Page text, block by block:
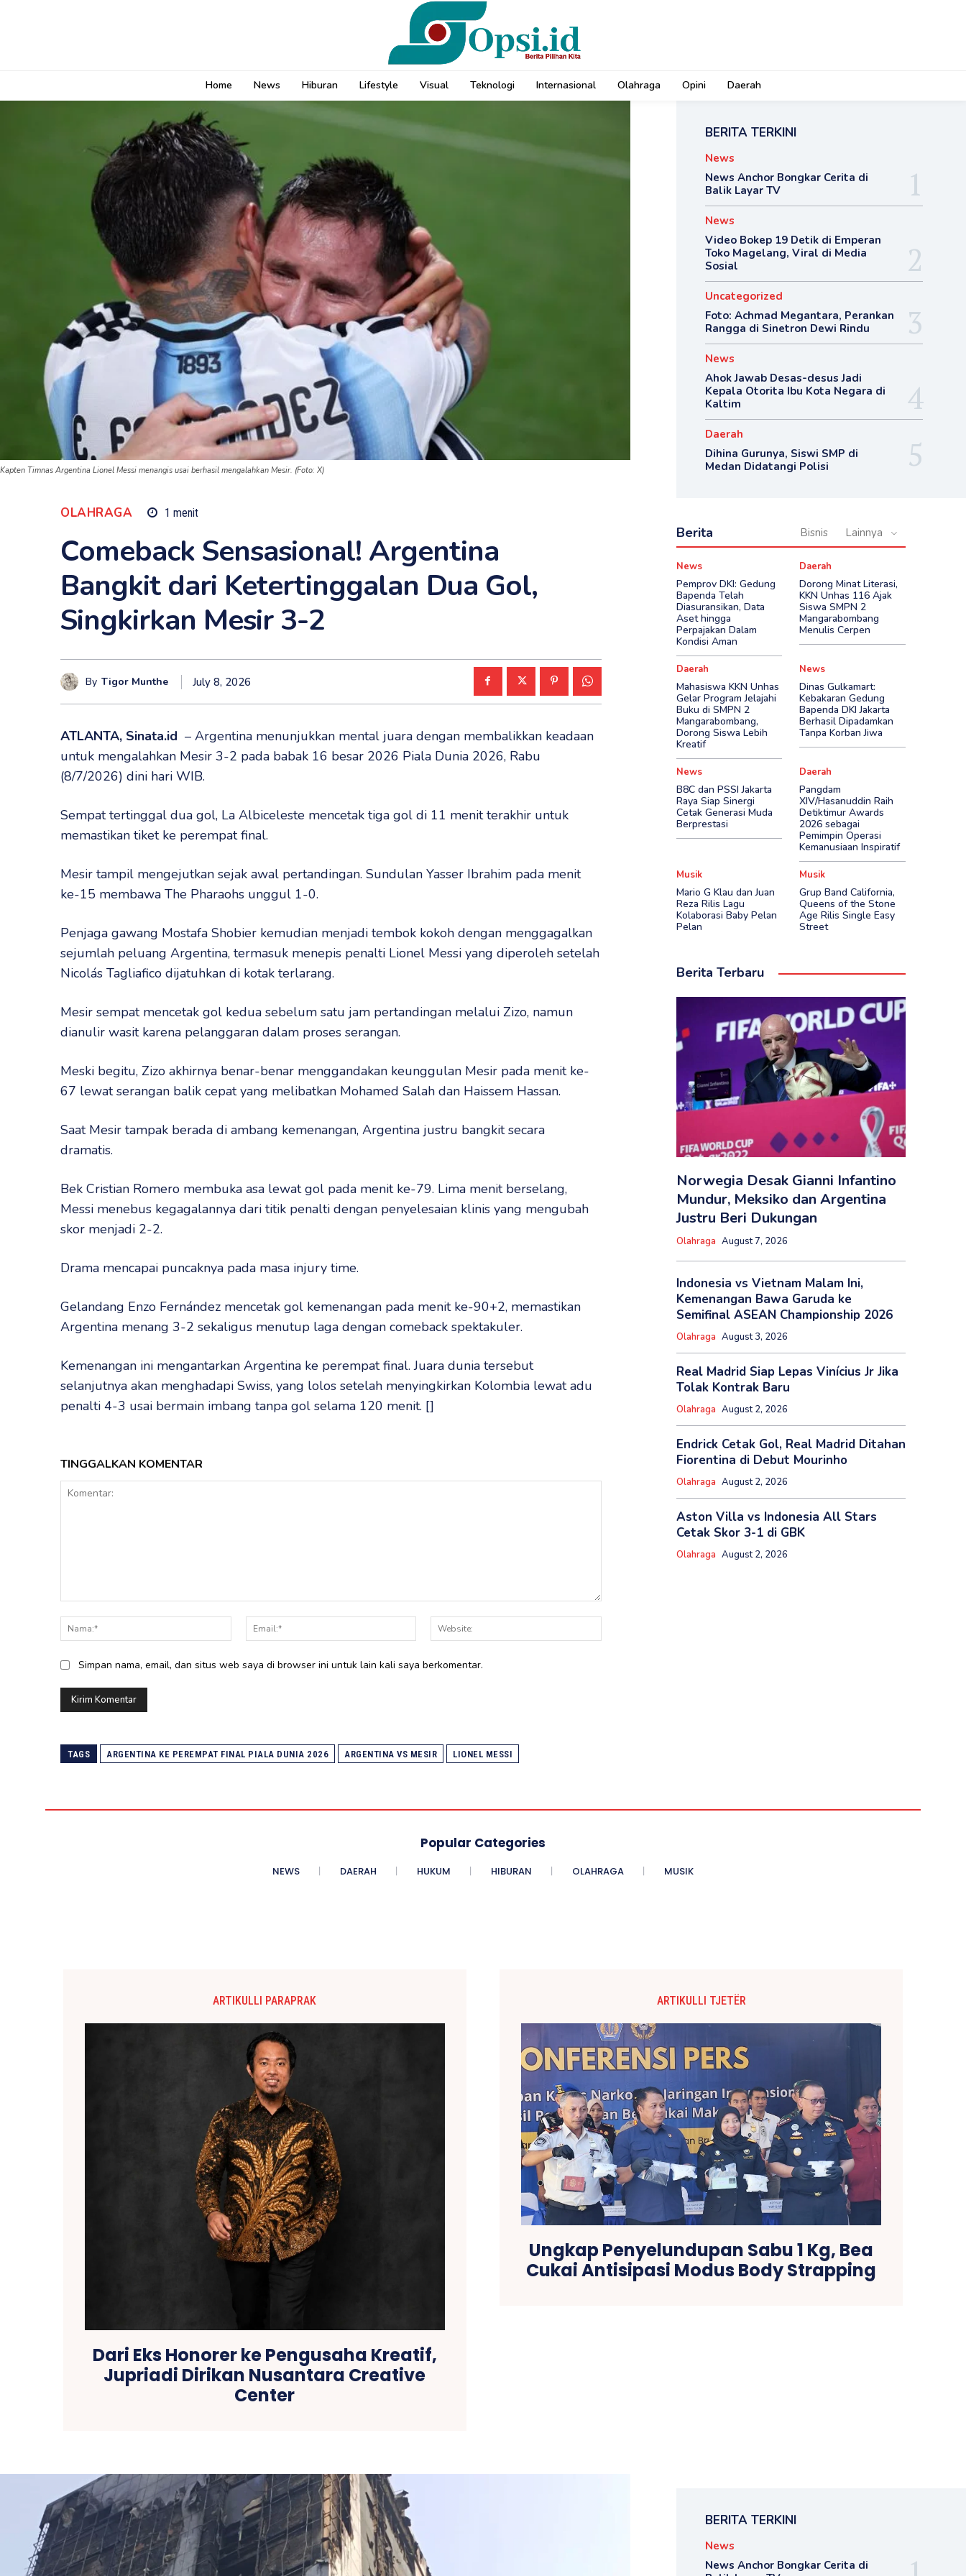
Home News Hiburan Lifestyle Visual Teknologi Internasional Olahraga Opini Daerah
Kapten Timnas Argentina Lionel Messi menangis usai berhasil mengalahkan Mesir. (Foto: X)
OLAHRAGA 1 menit
Comeback Sensasional! Argentina
Bangkit dari Ketertinggalan Dua Gol,
Singkirkan Mesir 3-2
By Tigor Munthe July 8, 2026
ATLANTA, Sinata.id – Argentina menunjukkan mental juara dengan membalikkan keadaan
untuk mengalahkan Mesir 3-2 pada babak 16 besar 2026 Piala Dunia 2026, Rabu
(8/7/2026) dini hari WIB.
Sempat tertinggal dua gol, La Albiceleste mencetak tiga gol di 11 menit terakhir untuk
memastikan tiket ke perempat final.
Mesir tampil mengejutkan sejak awal pertandingan. Sundulan Yasser Ibrahim pada menit
ke-15 membawa The Pharaohs unggul 1-0.
Penjaga gawang Mostafa Shobier kemudian menjadi tembok kokoh dengan menggagalkan
sejumlah peluang Argentina, termasuk menepis penalti Lionel Messi yang diperoleh setelah
Nicolás Tagliafico dijatuhkan di kotak terlarang.
Mesir sempat mencetak gol kedua sebelum satu jam pertandingan melalui Zizo, namun
dianulir wasit karena pelanggaran dalam proses serangan.
Meski begitu, Zizo akhirnya benar-benar menggandakan keunggulan Mesir pada menit ke-
67 lewat serangan balik cepat yang melibatkan Mohamed Salah dan Haissem Hassan.
Saat Mesir tampak berada di ambang kemenangan, Argentina justru bangkit secara
dramatis.
Bek Cristian Romero membuka asa lewat gol pada menit ke-79. Lima menit berselang,
Messi menebus kegagalannya dari titik penalti dengan penyelesaian klinis yang mengubah
skor menjadi 2-2.
Drama mencapai puncaknya pada masa injury time.
Gelandang Enzo Fernández mencetak gol kemenangan pada menit ke-90+2, memastikan
Argentina menang 3-2 sekaligus menutup laga dengan comeback spektakuler.
Kemenangan ini mengantarkan Argentina ke perempat final. Juara dunia tersebut
selanjutnya akan menghadapi Swiss, yang lolos setelah menyingkirkan Kolombia lewat adu
penalti 4-3 usai bermain imbang tanpa gol selama 120 menit. []
TINGGALKAN KOMENTAR
Nama:*
Email:*
Simpan nama, email, dan situs web saya di browser ini untuk lain kali saya berkomentar.
TAGS ARGENTINA KE PEREMPAT FINAL PIALA DUNIA 2026 ARGENTINA VS MESIR LIONEL MESSI
BERITA TERKINI
News
News Anchor Bongkar Cerita di
Balik Layar TV
News
Video Bokep 19 Detik di Emperan
Toko Magelang, Viral di Media
Sosial
Uncategorized
Foto: Achmad Megantara, Perankan
Rangga di Sinetron Dewi Rindu
News
Ahok Jawab Desas-desus Jadi
Kepala Otorita Ibu Kota Negara di
Kaltim
Daerah
Dihina Gurunya, Siswi SMP di
Medan Didatangi Polisi
Berita Bisnis Lainnya
News
Pemprov DKI: Gedung
Bapenda Telah
Diasuransikan, Data
Aset hingga
Perpajakan Dalam
Kondisi Aman
Daerah
Dorong Minat Literasi,
KKN Unhas 116 Ajak
Siswa SMPN 2
Mangarabombang
Menulis Cerpen
Daerah
Mahasiswa KKN Unhas
Gelar Program Jelajahi
Buku di SMPN 2
Mangarabombang,
Dorong Siswa Lebih
Kreatif
News
Dinas Gulkamart:
Kebakaran Gedung
Bapenda DKI Jakarta
Berhasil Dipadamkan
Tanpa Korban Jiwa
News
B8C dan PSSI Jakarta
Raya Siap Sinergi
Cetak Generasi Muda
Berprestasi
Daerah
Pangdam
XIV/Hasanuddin Raih
Detiktimur Awards
2026 sebagai
Pemimpin Operasi
Kemanusiaan Inspiratif
Musik
Mario G Klau dan Juan
Reza Rilis Lagu
Kolaborasi Baby Pelan
Pelan
Musik
Grup Band California,
Queens of the Stone
Age Rilis Single Easy
Street
Berita Terbaru
Norwegia Desak Gianni Infantino
Mundur, Meksiko dan Argentina
Justru Beri Dukungan
Olahraga August 7, 2026
Indonesia vs Vietnam Malam Ini,
Kemenangan Bawa Garuda ke
Semifinal ASEAN Championship 2026
Olahraga August 3, 2026
Real Madrid Siap Lepas Vinícius Jr Jika
Tolak Kontrak Baru
Olahraga August 2, 2026
Endrick Cetak Gol, Real Madrid Ditahan
Fiorentina di Debut Mourinho
Olahraga August 2, 2026
Aston Villa vs Indonesia All Stars
Cetak Skor 3-1 di GBK
Olahraga August 2, 2026
Popular Categories
NEWS DAERAH HUKUM HIBURAN OLAHRAGA MUSIK
ARTIKULLI PARAPRAK
Dari Eks Honorer ke Pengusaha Kreatif,
Jupriadi Dirikan Nusantara Creative
Center
ARTIKULLI TJETËR
Ungkap Penyelundupan Sabu 1 Kg, Bea
Cukai Antisipasi Modus Body Strapping